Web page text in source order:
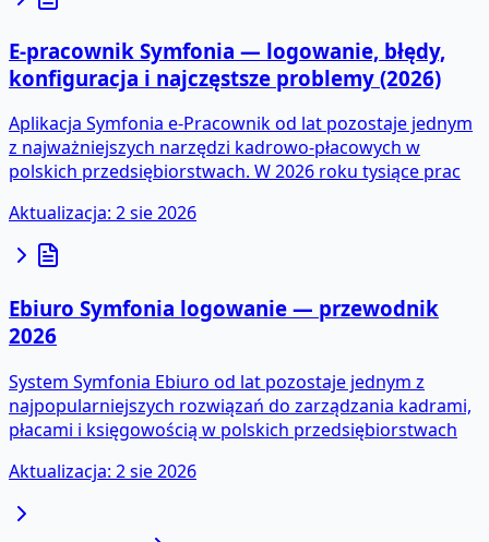
E‑pracownik Symfonia — logowanie, błędy,
konfiguracja i najczęstsze problemy (2026)
Aplikacja Symfonia e‑Pracownik od lat pozostaje jednym
z najważniejszych narzędzi kadrowo‑płacowych w
polskich przedsiębiorstwach. W 2026 roku tysiące prac
Aktualizacja: 2 sie 2026
Ebiuro Symfonia logowanie — przewodnik
2026
System Symfonia Ebiuro od lat pozostaje jednym z
najpopularniejszych rozwiązań do zarządzania kadrami,
płacami i księgowością w polskich przedsiębiorstwach
Aktualizacja: 2 sie 2026